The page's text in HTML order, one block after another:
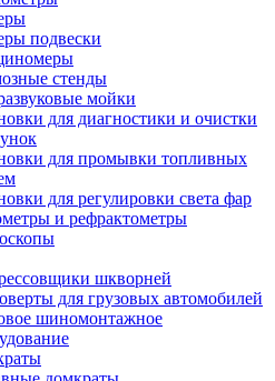
подвески
стенды
мойки
для диагностики и очистки
для промывки топливных
для регулировки света фар
и рефрактометры
шкворней
для грузовых автомобилей
шиномонтажное